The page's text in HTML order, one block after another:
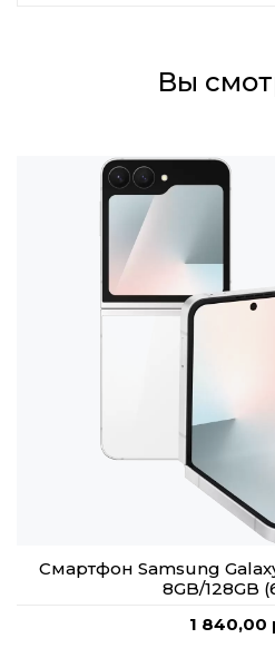
Вы
Смартфон Samsung
8GB/128GB
1 840,00